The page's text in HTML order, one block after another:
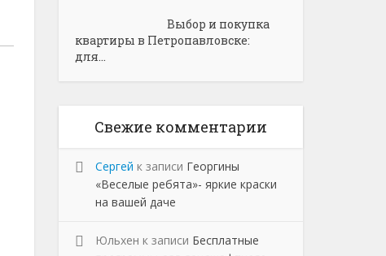
Выбор и покупка
квартиры в Петропавловске:
для...
Свежие комментарии
Сергей к записи Георгины
«Веселые ребята»- яркие краски
на вашей даче
Юльхен к записи Бесплатные